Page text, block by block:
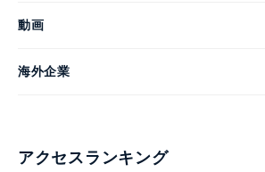
動画
海外企業
アクセスランキング